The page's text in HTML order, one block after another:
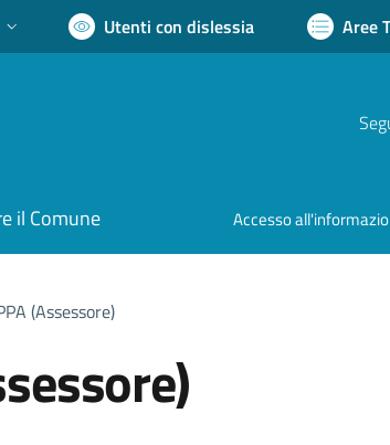
attiva: Utenti con dislessia Aree
il Comune Accesso
(Assessore)